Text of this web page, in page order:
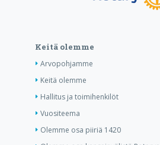
Keitä olemme
Arvopohjamme
Keitä olemme
Hallitus ja toimihenkilöt
Vuositeema
Olemme osa piiriä 1420